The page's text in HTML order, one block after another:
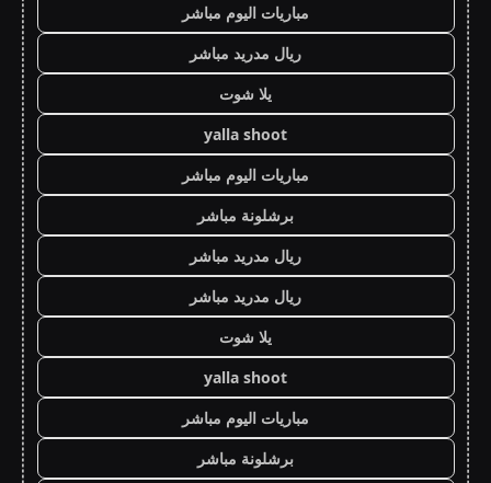
مباريات اليوم مباشر
ريال مدريد مباشر
يلا شوت
yalla shoot
مباريات اليوم مباشر
برشلونة مباشر
ريال مدريد مباشر
ريال مدريد مباشر
يلا شوت
yalla shoot
مباريات اليوم مباشر
برشلونة مباشر